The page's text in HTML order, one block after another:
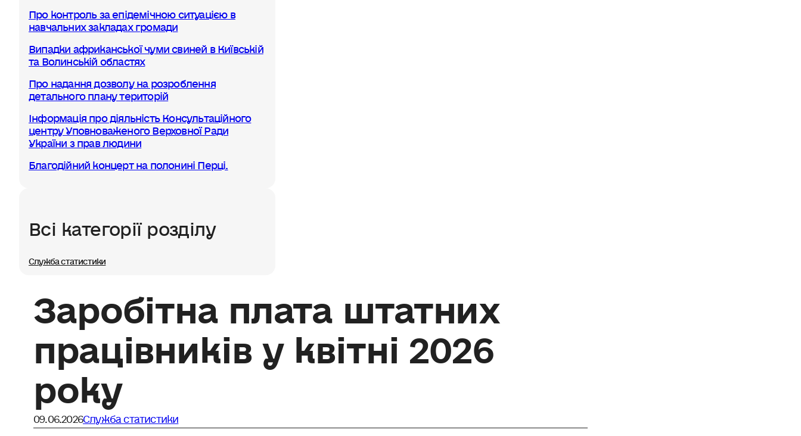
Про контроль за епідемічною ситуацією в
навчальних закладах громади
Випадки африканської чуми свиней в Київській
та Волинській областях
Про надання дозволу на розроблення
детального плану територій
Інформація про діяльність Консультаційного
центру Уповноваженого Верховної Ради
України з прав людини
Благодійний концерт на полонині Перці.
Всі категорії розділу
Служба статистики
Заробітна плата штатних
працівників у квітні 2026
року
09.06.2026Служба статистики